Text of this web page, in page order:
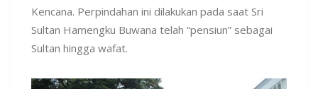
Kencana. Perpindahan ini dilakukan pada saat Sri
Sultan Hamengku Buwana telah “pensiun” sebagai
Sultan hingga wafat.